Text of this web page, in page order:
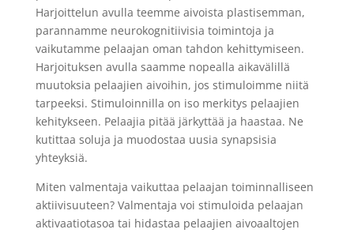
Harjoittelun avulla teemme aivoista plastisemman,
parannamme neurokognitiivisia toimintoja ja
vaikutamme pelaajan oman tahdon kehittymiseen.
Harjoituksen avulla saamme nopealla aikavälillä
muutoksia pelaajien aivoihin, jos stimuloimme niitä
tarpeeksi. Stimuloinnilla on iso merkitys pelaajien
kehitykseen. Pelaajia pitää järkyttää ja haastaa. Ne
kutittaa soluja ja muodostaa uusia synapsisia
yhteyksiä.
Miten valmentaja vaikuttaa pelaajan toiminnalliseen
aktiivisuuteen? Valmentaja voi stimuloida pelaajan
aktivaatiotasoa tai hidastaa pelaajien aivoaaltojen